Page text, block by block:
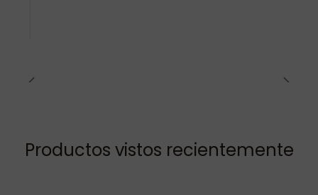
Productos vistos recientemente